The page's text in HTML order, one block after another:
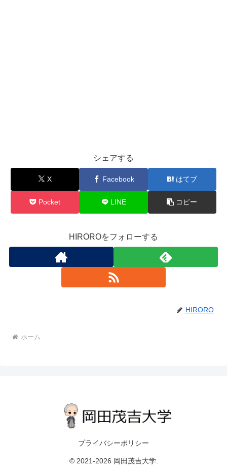
シェアする
X Facebook はてブ
Pocket LINE コピー
HIROROをフォローする
HIRORO
ホーム
プライバシーポリシー
© 2021-2026 岡田茂吉大学.